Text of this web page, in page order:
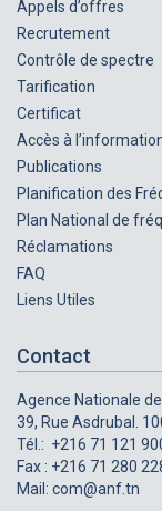
Appels d’offres
Recrutement
Contrôle de spectre
Tarification
Certificat
Accès à
Publications
Planification des
Plan National de
Réclamations
FAQ
Liens Utiles
Contact
Agence Nationale
39, Rue Asdrubal.
Tél.: +216 71 121
Fax : +216 71 280
Mail: com@anf.tn